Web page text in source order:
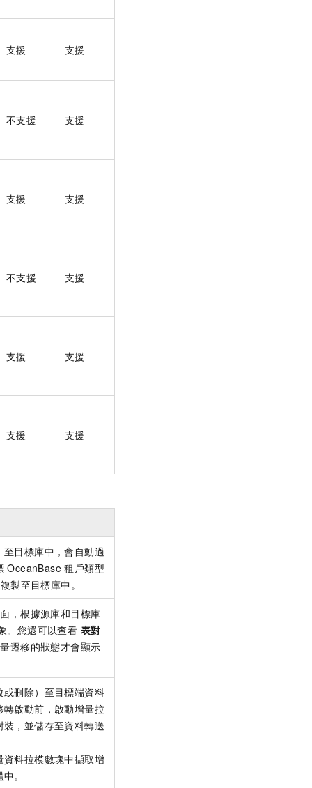
支援 支援
不支援 支援
支援 支援
不支援 支援
支援 支援
支援 支援
目標庫中，會自動過
OceanBase 租戶類型
製至目標庫中。
，根據源庫和目標庫
。您還可以查看 表對
遷移的狀態才會顯示
刪除）至目標端資料
啟動前，啟動增量拉
，並儲存至資料轉送
料拉模數塊中擷取增
。